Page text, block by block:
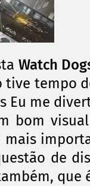
Watch
tive tempo
Eu me
bom
de
que